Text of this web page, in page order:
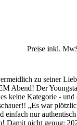
Preise inkl.
zu seiner
Abend! Der
keine Kategorie -
„Es war
einfach nur
Damit nicht genug: